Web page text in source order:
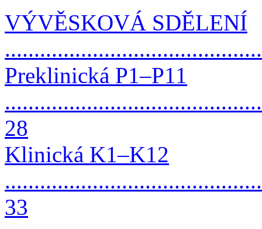
VÝVĚSKOVÁ SDĚLENÍ
Preklinická P1–P11
28
Klinická K1–K12
33